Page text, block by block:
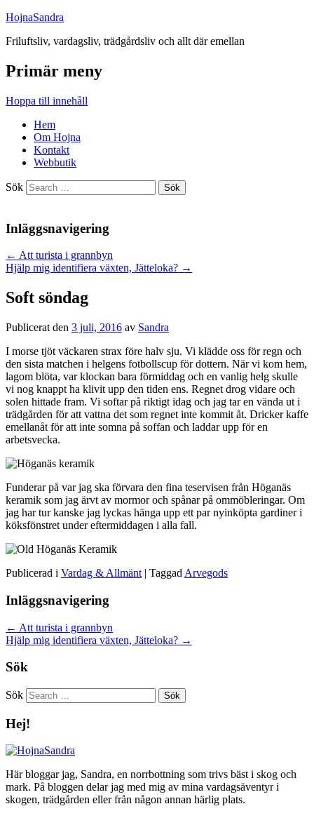
HojnaSandra
Friluftsliv, vardagsliv, trädgårdsliv och allt där emellan
Primär meny
Hoppa till innehåll
Hem
Om Hojna
Kontakt
Webbutik
Sök
Inläggsnavigering
← Att turista i grannbyn
Hjälp mig identifiera växten, Jätteloka? →
Soft söndag
Publicerat den 3 juli, 2016 av Sandra
I morse tjöt väckaren strax före halv sju. Vi klädde oss för regn och
den sista matchen i helgens fotbollscup för dottern. När vi kom hem,
lagom blöta, var klockan bara förmiddag och en vanlig helg skulle
vi nog knappt ha klivit upp den tiden ens. Regnet drog vidare och
solen hittade fram. Vi softar på riktigt idag och jag tar en vända ut i
trädgården för att vattna det som regnet inte kommit åt. Dricker kaffe
emellanåt för att inte somna på soffan och laddar upp för en
arbetsvecka.
Funderar på var jag ska förvara den fina teservisen från Höganäs
keramik som jag ärvt av mormor och spånar på ommöbleringar. Om
jag har tur kanske jag lyckas hänga upp ett par nyinköpta gardiner i
köksfönstret under eftermiddagen i alla fall.
Publicerad i Vardag & Allmänt | Taggad Arvegods
Inläggsnavigering
← Att turista i grannbyn
Hjälp mig identifiera växten, Jätteloka? →
Sök
Sök
Hej!
Här bloggar jag, Sandra, en norrbottning som trivs bäst i skog och
mark. På bloggen delar jag med mig av mina vardagsäventyr i
skogen, trädgården eller från någon annan härlig plats.